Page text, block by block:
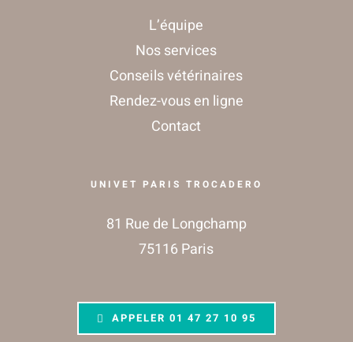
L’équipe
Nos services
Conseils vétérinaires
Rendez-vous en ligne
Contact
UNIVET PARIS TROCADERO
81 Rue de Longchamp
75116 Paris
APPELER01 47 27 10 95